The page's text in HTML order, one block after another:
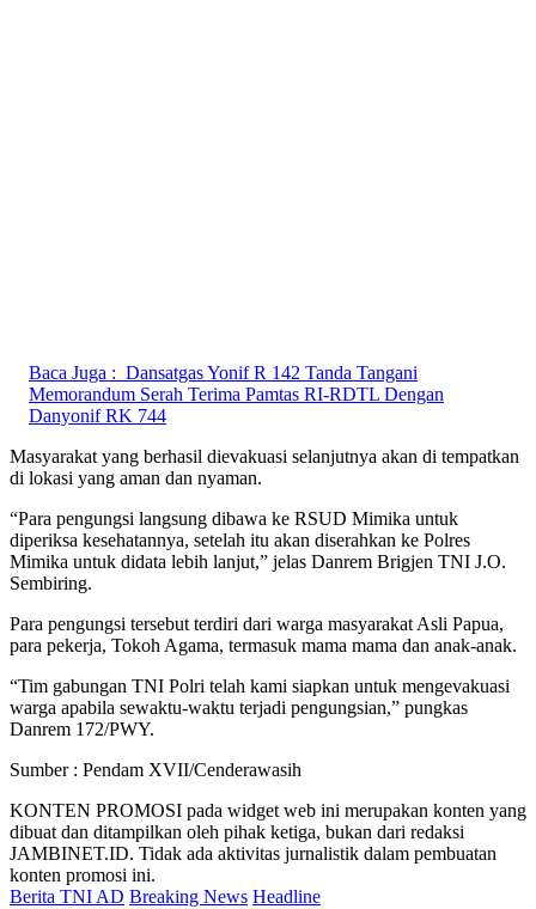
Baca Juga : Dansatgas Yonif R 142 Tanda Tangani
Memorandum Serah Terima Pamtas RI-RDTL Dengan
Danyonif RK 744
Masyarakat yang berhasil dievakuasi selanjutnya akan di tempatkan
di lokasi yang aman dan nyaman.
“Para pengungsi langsung dibawa ke RSUD Mimika untuk
diperiksa kesehatannya, setelah itu akan diserahkan ke Polres
Mimika untuk didata lebih lanjut,” jelas Danrem Brigjen TNI J.O.
Sembiring.
Para pengungsi tersebut terdiri dari warga masyarakat Asli Papua,
para pekerja, Tokoh Agama, termasuk mama mama dan anak-anak.
“Tim gabungan TNI Polri telah kami siapkan untuk mengevakuasi
warga apabila sewaktu-waktu terjadi pengungsian,” pungkas
Danrem 172/PWY.
Sumber : Pendam XVII/Cenderawasih
KONTEN PROMOSI pada widget web ini merupakan konten yang
dibuat dan ditampilkan oleh pihak ketiga, bukan dari redaksi
JAMBINET.ID. Tidak ada aktivitas jurnalistik dalam pembuatan
konten promosi ini.
Berita TNI AD Breaking News Headline